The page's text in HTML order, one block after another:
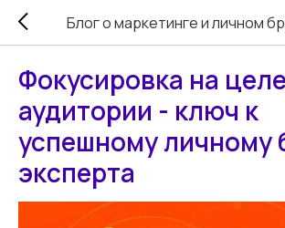
Блог о маркетинге и личном
Фокусировка на
аудитории - ключ к
успешному личному
эксперта